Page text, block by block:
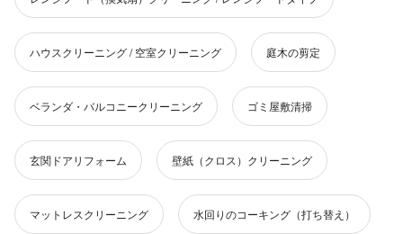
ハウスクリーニング / 空室クリーニング 庭木の剪定
ベランダ・バルコニークリーニング ゴミ屋敷清掃
玄関ドアリフォーム 壁紙（クロス）クリーニング
マットレスクリーニング 水回りのコーキング（打ち替え）